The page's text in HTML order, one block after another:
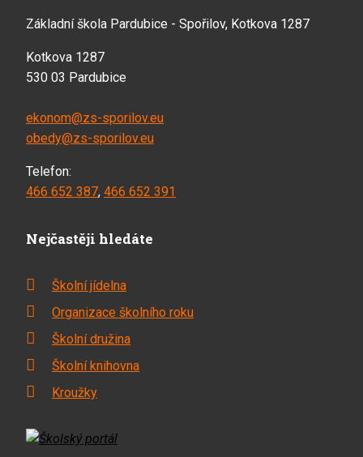
Základní škola Pardubice - Spořilov, Kotkova 1287
Kotkova 1287
530 03 Pardubice
ekonom@zs-sporilov.eu
obedy@zs-sporilov.eu
Telefon:
466 652 387, 466 652 391
Nejčastěji hledáte
Školní jídelna
Organizace školního roku
Školní družina
Školní knihovna
Kroužky